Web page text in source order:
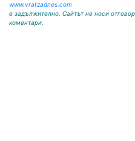
www.vratzadnes.com
е задължително. Сайтът не носи
коментари.